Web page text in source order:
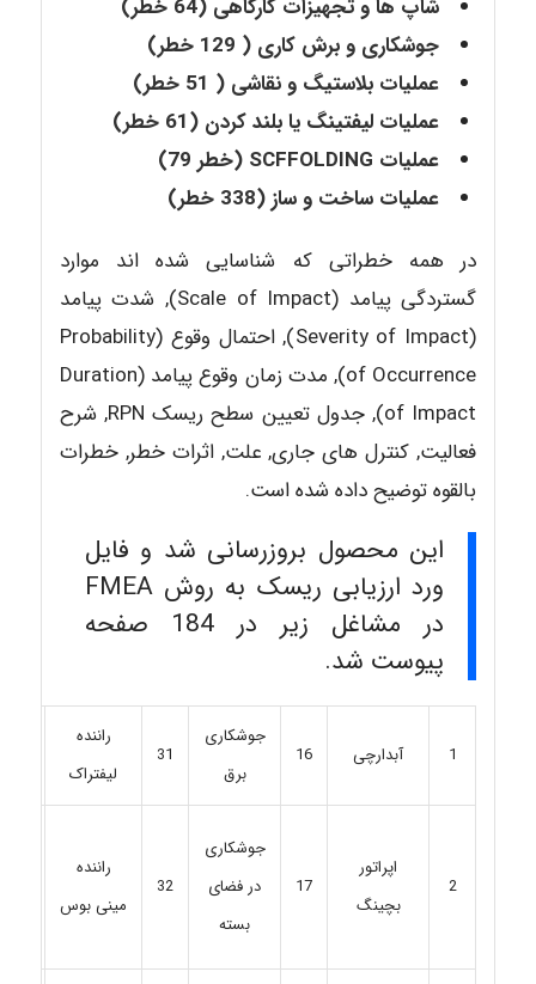
شاپ ها و تجهیزات کارگاهی (64 خطر)
جوشکاری و برش کاری ( 129 خطر)
عملیات بلاستیگ و نقاشی ( 51 خطر)
عملیات لیفتینگ یا بلند کردن (61 خطر)
عملیات SCFFOLDING (خطر 79)
عملیات ساخت و ساز (338 خطر)
در همه خطراتی که شناسایی شده اند موارد
گستردگی پیامد (Scale of Impact), شدت پیامد
(Severity of Impact), احتمال وقوع (Probability
of Occurrence), مدت زمان وقوع پیامد (Duration
of Impact), جدول تعیین سطح ریسک RPN, شرح
فعالیت, کنترل های جاری, علت, اثرات خطر, خطرات
بالقوه توضیح داده شده است.
این محصول بروزرسانی شد و فایل
ورد ارزیابی ریسک به روش FMEA
در مشاغل زیر در 184 صفحه
پیوست شد.
1 آبدارچی 16
جوشکاری
برق
31
راننده
لیفتراک
2
اپراتور
بچینگ
17
جوشکاری
در فضای
بسته
32
راننده
مینی بوس